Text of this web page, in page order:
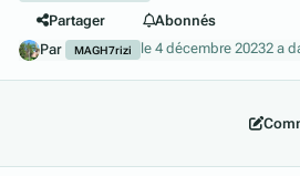
Partager
Abonnés
Par
MAGH7rizi le 4 décembre 20232 a